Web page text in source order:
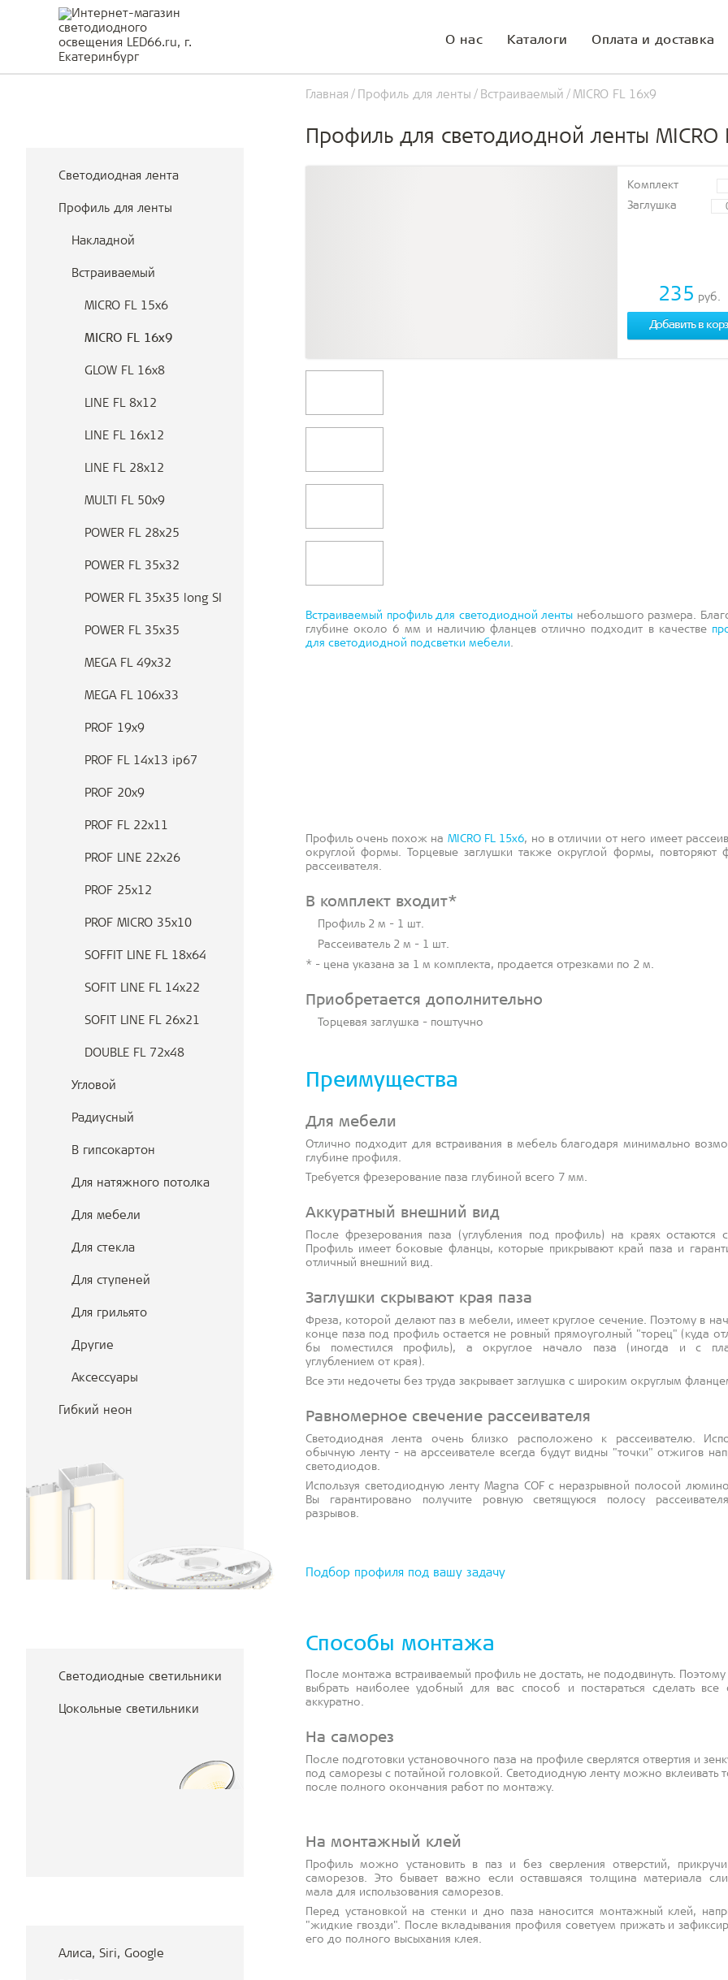
О нас Каталоги Оплата и доставка
Светодиодная лента
Профиль для ленты
Накладной
Встраиваемый
MICRO FL 15x6
MICRO FL 16x9
GLOW FL 16x8
LINE FL 8x12
LINE FL 16x12
LINE FL 28x12
MULTI FL 50x9
POWER FL 28x25
POWER FL 35x32
POWER FL 35x35 long SI
POWER FL 35x35
MEGA FL 49x32
MEGA FL 106x33
PROF 19x9
PROF FL 14x13 ip67
PROF 20x9
PROF FL 22x11
PROF LINE 22x26
PROF 25x12
PROF MICRO 35x10
SOFFIT LINE FL 18x64
SOFIT LINE FL 14x22
SOFIT LINE FL 26x21
DOUBLE FL 72x48
Угловой
Радиусный
В гипсокартон
Для натяжного потолка
Для мебели
Для стекла
Для ступеней
Для грильято
Другие
Аксессуары
Гибкий неон
Светодиодные светильники
Цокольные светильники
Алиса, Siri, Google
Главная Профиль для ленты Встраиваемый MICRO FL 16x9
Профиль для светодиодной ленты MICRO
Комплект
Заглушка
235 руб.
Добавить в
Встраиваемый профиль для светодиодной ленты небольшого размера.
глубине около 6 мм и наличию фланцев отлично подходит в качестве
для светодиодной подсветки мебели.
Профиль очень похож на MICRO FL 15x6, но в отличии от него имеет
округлой формы. Торцевые заглушки также округлой формы, повторяют
рассеивателя.
В комплект входит*
Профиль 2 м - 1 шт.
Рассеиватель 2 м - 1 шт.
* - цена указана за 1 м комплекта, продается отрезками по 2 м.
Приобретается дополнительно
Торцевая заглушка - поштучно
Преимущества
Для мебели
Отлично подходит для встраивания в мебель благодаря минимально
глубине профиля.
Требуется фрезерование паза глубиной всего 7 мм.
Аккуратный внешний вид
После фрезерования паза (углубления под профиль) на краях остаются
Профиль имеет боковые фланцы, которые прикрывают край паза и
отличный внешний вид.
Заглушки скрывают края паза
Фреза, которой делают паз в мебели, имеет круглое сечение. Поэтому в
конце паза под профиль остается не ровный прямоуголный "торец" (куда
бы поместился профиль), а округлое начало паза (иногда и с
углублением от края).
Все эти недочеты без труда закрывает заглушка с широким округлым
Равномерное свечение рассеивателя
Светодиодная лента очень близко расположено к рассеивателю.
обычную ленту - на арссеивателе всегда будут видны "точки" отжигов
светодиодов.
Используя светодиодную ленту Magna COF с неразрывной полосой
Вы гарантировано получите ровную светящуюся полосу
разрывов.
Подбор профиля под вашу задачу
Способы монтажа
После монтажа встраиваемый профиль не достать, не пододвинуть. Поэтому
выбрать наиболее удобный для вас способ и постараться сделать все
аккуратно.
На саморез
После подготовки установочного паза на профиле сверлятся отвертия и
под саморезы с потайной головкой. Светодиодную ленту можно вклеивать
после полного окончания работ по монтажу.
На монтажный клей
Профиль можно установить в паз и без сверления отверстий,
саморезов. Это бывает важно если оставшаяся толщина материала
мала для использования саморезов.
Перед установкой на стенки и дно паза наносится монтажный клей,
"жидкие гвозди". После вкладывания профиля советуем прижать и
его до полного высыхания клея.